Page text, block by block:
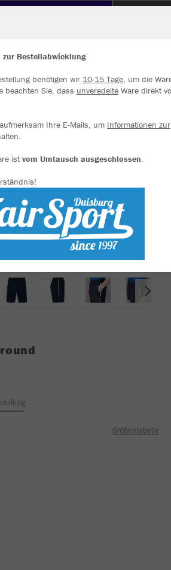
Größentabelle
Bestellabwicklung
benötigen wir 10-15 Tage, um die
beachten Sie, dass unveredelte Ware direkt
Ihre E-Mails, um Informationen zur
istvom Umtausch ausgeschlossen.
Website verbessern. Weitere
Du in den Einstellungen.
Alle akzeptieren
Alle ablehnen
mehr Infos
Datenschutz
Impressum